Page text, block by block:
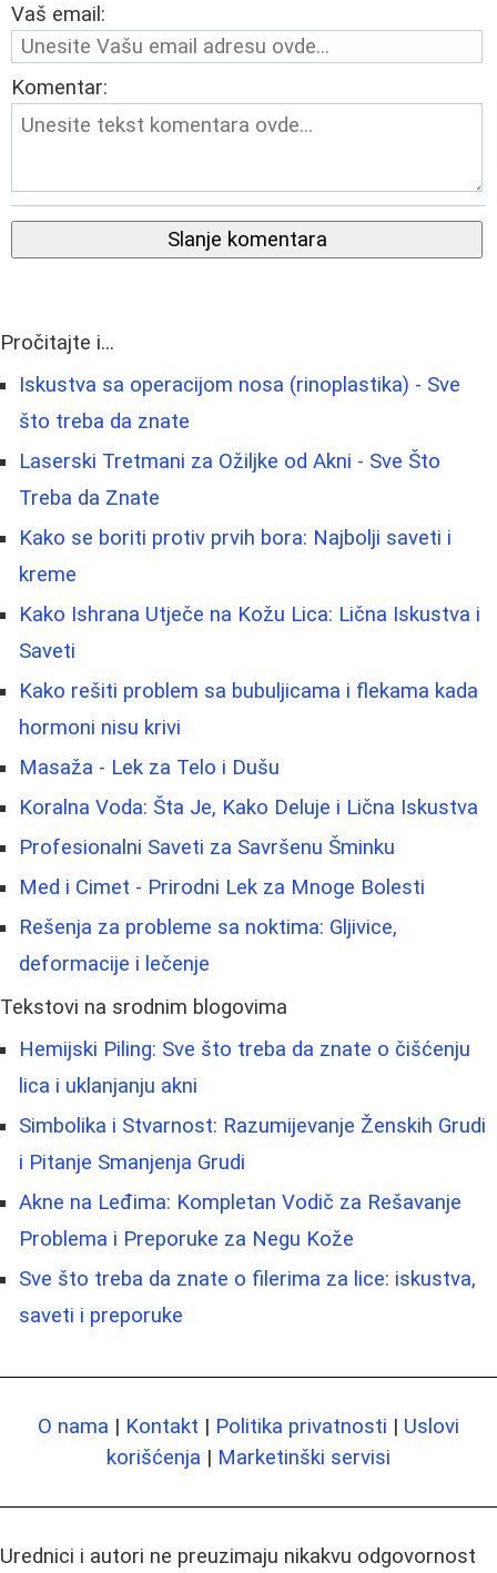
Vaš email:
Komentar:
Slanje komentara
Pročitajte i...
Iskustva sa operacijom nosa (rinoplastika) - Sve
što treba da znate
Laserski Tretmani za Ožiljke od Akni - Sve Što
Treba da Znate
Kako se boriti protiv prvih bora: Najbolji saveti i
kreme
Kako Ishrana Utječe na Kožu Lica: Lična Iskustva i
Saveti
Kako rešiti problem sa bubuljicama i flekama kada
hormoni nisu krivi
Masaža - Lek za Telo i Dušu
Koralna Voda: Šta Je, Kako Deluje i Lična Iskustva
Profesionalni Saveti za Savršenu Šminku
Med i Cimet - Prirodni Lek za Mnoge Bolesti
Rešenja za probleme sa noktima: Gljivice,
deformacije i lečenje
Tekstovi na srodnim blogovima
Hemijski Piling: Sve što treba da znate o čišćenju
lica i uklanjanju akni
Simbolika i Stvarnost: Razumijevanje Ženskih Grudi
i Pitanje Smanjenja Grudi
Akne na Leđima: Kompletan Vodič za Rešavanje
Problema i Preporuke za Negu Kože
Sve što treba da znate o filerima za lice: iskustva,
saveti i preporuke
O nama | Kontakt | Politika privatnosti | Uslovi
korišćenja | Marketinški servisi
Urednici i autori ne preuzimaju nikakvu odgovornost